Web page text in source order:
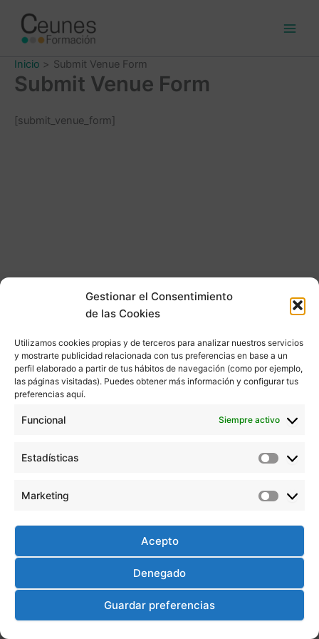
Gestionar el Consentimiento
de las Cookies
Utilizamos cookies propias y de terceros para analizar nuestros servicios
y mostrarte publicidad relacionada con tus preferencias en base a un
perfil elaborado a partir de tus hábitos de navegación (como por ejemplo,
las páginas visitadas). Puedes obtener más información y configurar tus
preferencias aquí.
Funcional Siempre activo
Estadísticas
Marketing
Acepto
Denegado
Guardar preferencias
contenido
Inicio
Submit Venue Form
Submit Venue Form
[submit_venue_form]
Inicio
Políticas de Calidad
Todos los derechos Ceunes Formación © 2026